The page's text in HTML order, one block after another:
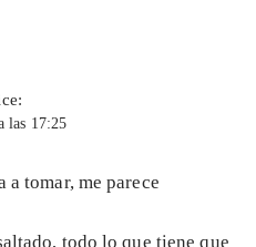
las 17:25
a tomar, me parece
todo lo que tiene que